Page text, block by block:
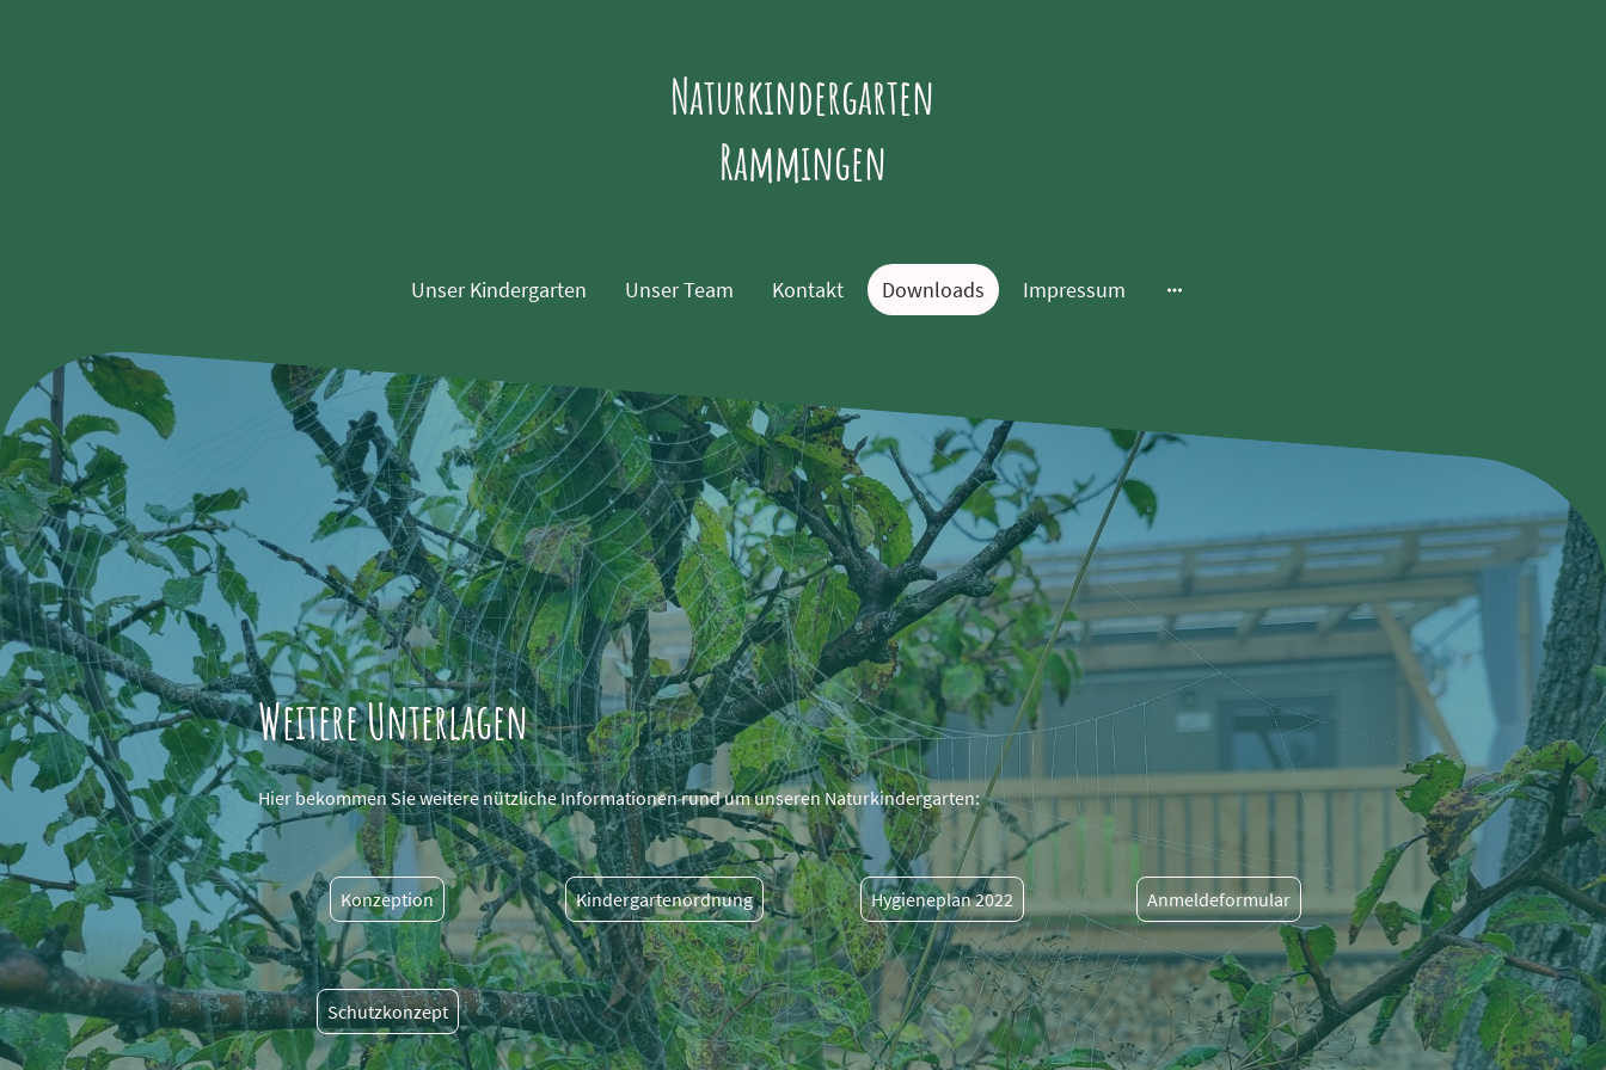
Naturkindergarten
Rammingen
Unser Kindergarten Unser Team Kontakt Downloads Impressum
Weitere Unterlagen
Hier bekommen Sie weitere nützliche Informationen rund um unseren Naturkindergarten:
Konzeption Kindergartenordnung Hygieneplan 2022 Anmeldeformular
Schutzkonzept